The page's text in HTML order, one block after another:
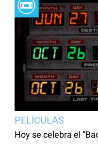
PELÍCULAS
Hoy se celebra el